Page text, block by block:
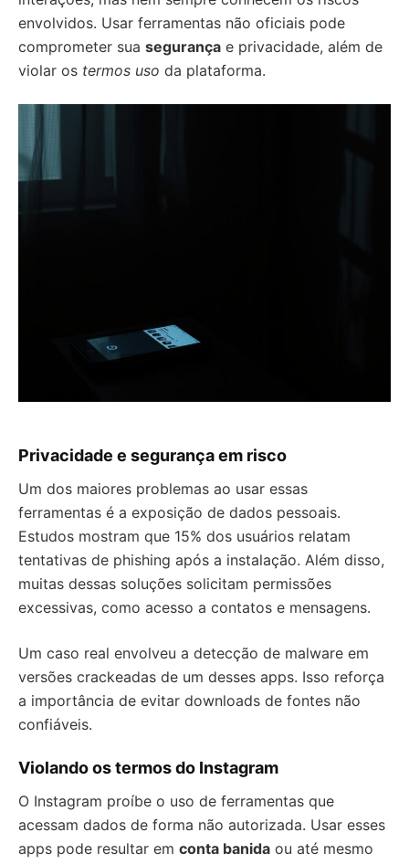
envolvidos. Usar ferramentas não oficiais pode
comprometer sua segurança e privacidade, além de
violar os termos uso da plataforma.
Privacidade e segurança em risco
Um dos maiores problemas ao usar essas
ferramentas é a exposição de dados pessoais.
Estudos mostram que 15% dos usuários relatam
tentativas de phishing após a instalação. Além disso,
muitas dessas soluções solicitam permissões
excessivas, como acesso a contatos e mensagens.
Um caso real envolveu a detecção de malware em
versões crackeadas de um desses apps. Isso reforça
a importância de evitar downloads de fontes não
confiáveis.
Violando os termos do Instagram
O Instagram proíbe o uso de ferramentas que
acessam dados de forma não autorizada. Usar esses
apps pode resultar em conta banida ou até mesmo